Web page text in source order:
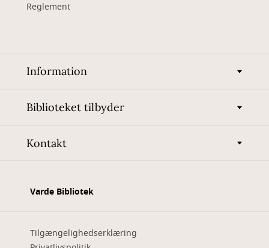
Reglement
Information
Biblioteket tilbyder
Kontakt
Varde Bibliotek
Tilgængelighedserklæring